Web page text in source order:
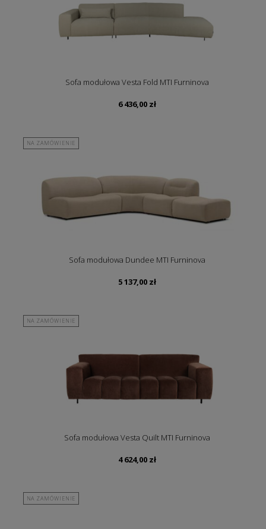
Sofa modułowa Vesta Fold MTI Furninova
6 436,00 zł
NA ZAMÓWIENIE
Sofa modułowa Dundee MTI Furninova
5 137,00 zł
NA ZAMÓWIENIE
Sofa modułowa Vesta Quilt MTI Furninova
4 624,00 zł
NA ZAMÓWIENIE